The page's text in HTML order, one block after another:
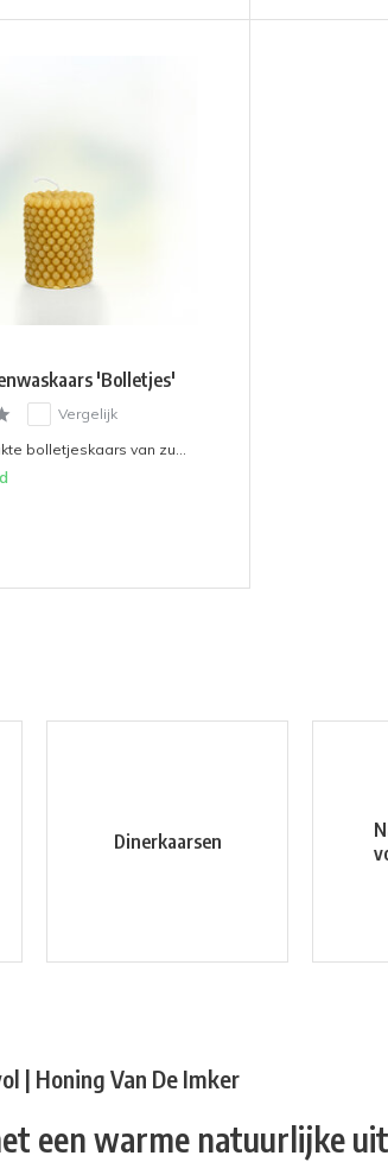
'Bolletjes'
Vergelijk
bolletjeskaars van zu...
Dinerkaarsen
| Honing Van De Imker
een warme natuurlijke